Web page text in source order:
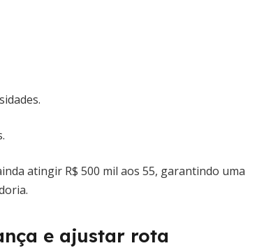
atingir R$ 500 mil aos 55, garantindo uma
e ajustar rota